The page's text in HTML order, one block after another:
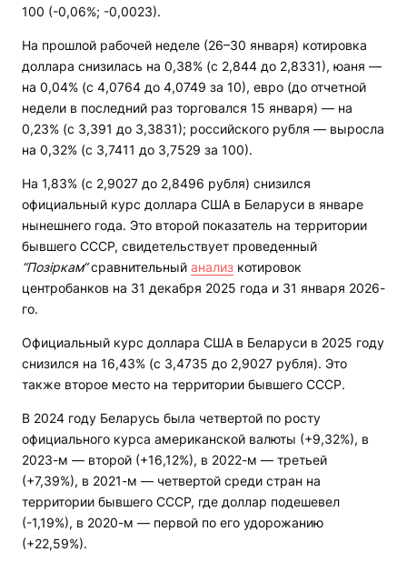
100 (-0,06%; -0,0023).
На прошлой рабочей неделе (26–30 января) котировка
доллара снизилась на 0,38% (с 2,844 до 2,8331), юаня —
на 0,04% (с 4,0764 до 4,0749 за 10), евро (до отчетной
недели в последний раз торговался 15 января) — на
0,23% (с 3,391 до 3,3831); российского рубля — выросла
на 0,32% (с 3,7411 до 3,7529 за 100).
На 1,83% (с 2,9027 до 2,8496 рубля) снизился
официальный курс доллара США в Беларуси в январе
нынешнего года. Это второй показатель на территории
бывшего СССР, свидетельствует проведенный
“Позіркам“сравнительный анализ котировок
центробанков на 31 декабря 2025 года и 31 января 2026-
го.
Официальный курс доллара США в Беларуси в 2025 году
снизился на 16,43% (с 3,4735 до 2,9027 рубля). Это
также второе место на территории бывшего СССР.
В 2024 году Беларусь была четвертой по росту
официального курса американской валюты (+9,32%), в
2023-м — второй (+16,12%), в 2022-м — третьей
(+7,39%), в 2021-м — четвертой среди стран на
территории бывшего СССР, где доллар подешевел
(-1,19%), в 2020-м — первой по его удорожанию
(+22,59%).